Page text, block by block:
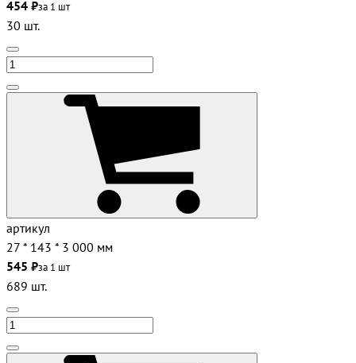
454 ₽за 1 шт
30 шт.
артикул
27 * 143 * 3 000 мм
545 ₽за 1 шт
689 шт.